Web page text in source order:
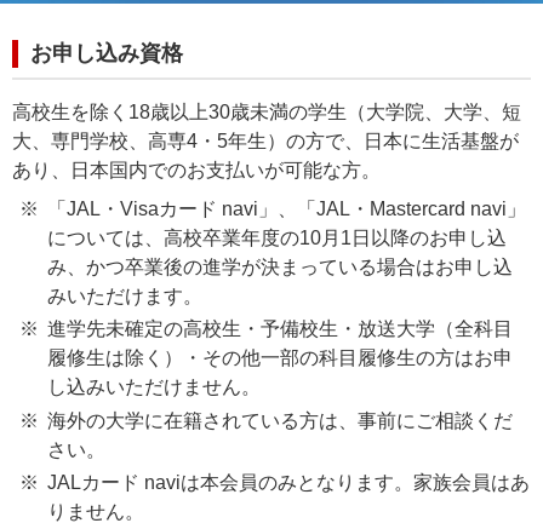
お申し込み資格
高校生を除く18歳以上30歳未満の学生（大学院、大学、短
大、専門学校、高専4・5年生）の方で、日本に生活基盤が
あり、日本国内でのお支払いが可能な方。
「JAL・Visaカード navi」、「JAL・Mastercard navi」
については、高校卒業年度の10月1日以降のお申し込
み、かつ卒業後の進学が決まっている場合はお申し込
みいただけます。
進学先未確定の高校生・予備校生・放送大学（全科目
履修生は除く）・その他一部の科目履修生の方はお申
し込みいただけません。
海外の大学に在籍されている方は、事前にご相談くだ
さい。
JALカード naviは本会員のみとなります。家族会員はあ
りません。